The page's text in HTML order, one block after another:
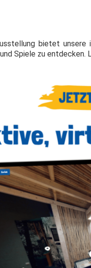
bietet
Spiele zu entdecken.